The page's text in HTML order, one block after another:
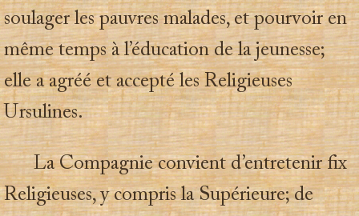
soulager les pauvres malades, et pourvoir en
même temps à l’éducation de la jeunesse;
elle a agréé et accepté les Religieuses
Ursulines.
La Compagnie convient d’entretenir fix
Religieuses, y compris la Supérieure; de